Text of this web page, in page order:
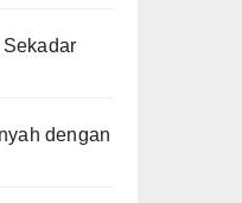
dengan